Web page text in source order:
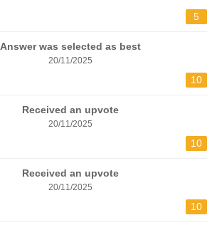
5
Answer was selected as best
20/11/2025
10
Received an upvote
20/11/2025
10
Received an upvote
20/11/2025
10